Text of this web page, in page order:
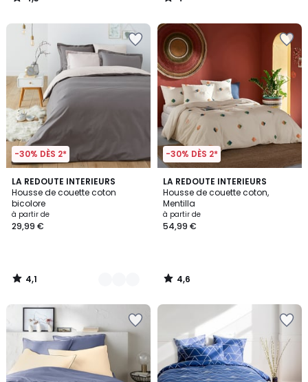
/
/
-30% DÈS 2*
LA REDOUTE INTERIEURS
Housse de couette coton
bicolore
à partir de
29,99 €
4,1
/ 5
5
Couleurs
4,1
/
-30% DÈS 2*
LA REDOUTE INTERIEURS
Housse de couette coton,
Mentilla
à partir de
54,99 €
4,6
/ 5
4,6
/